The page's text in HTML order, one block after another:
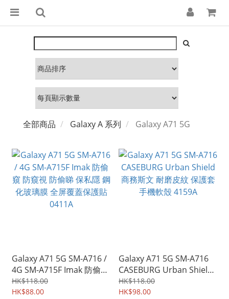
全部商品 Galaxy A 系列 Galaxy A71 5G
Galaxy A71 5G SM-A716 /
4G SM-A715F Imak 防偷窺
防窺視 防偷睇 保私隱 鋼化
玻璃膜 全屏覆蓋保護貼
HK$118.00
HK$88.00
Galaxy A71 5G SM-A716
CASEBURG Urban Shield
商務斯文 耐磨皮紋 保護套
手機軟殼 4159A
HK$118.00
HK$98.00